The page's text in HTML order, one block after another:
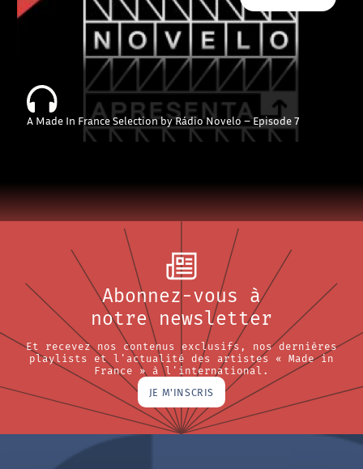
A Made In France Selection by Rádio Novelo – Episode 7
Abonnez-vous à
notre newsletter
Et recevez nos contenus exclusifs, nos dernières
playlists et l'actualité des artistes « Made in
France » à l'international.
JE M'INSCRIS